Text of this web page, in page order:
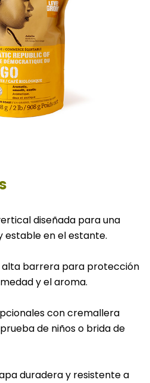
diseñada para una
estable en el estante.
alta barrera para protección
y el aroma.
con cremallera
de niños o brida de
duradera y resistente a